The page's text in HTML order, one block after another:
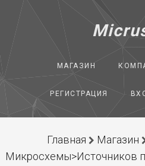
МАГАЗИН
РЕГИСТРАЦИЯ
Главная Магазин
Микросхемы>Источников